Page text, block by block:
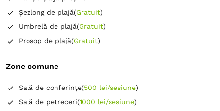
Șezlong de plajă(Gratuit)
Umbrelă de plajă(Gratuit)
Prosop de plajă(Gratuit)
Zone comune
Sală de conferințe(500 lei/sesiune)
Sală de petreceri(1000 lei/sesiune)